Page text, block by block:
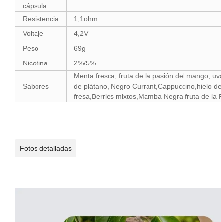
cápsula
Resistencia
1,1ohm
Voltaje
4,2V
Peso
69g
Nicotina
2%/5%
Sabores
Menta fresca, fruta de la pasión del mango,
de plátano, Negro Currant,Cappuccino,hielo
fresa,Berries mixtos,Mamba Negra,fruta de la
Fotos detalladas